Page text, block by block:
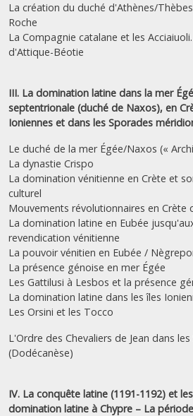
La création du duché d'Athènes/
Roche
La Compagnie catalane et les
d'Attique-Béotie
III. La domination latine dans la mer
septentrionale (duché de Naxos), en
Ioniennes et dans les Sporades
Le duché de la mer Égée/Naxos («
La dynastie Crispo
La domination vénitienne en Crète et
culturel
Mouvements révolutionnaires en Crète
La domination latine en Eubée
revendication vénitienne
La pouvoir vénitien en Eubée /
La présence génoise en mer Égée
Les Gattilusi à Lesbos et la présence
La domination latine dans les îles
Les Orsini et les Tocco
L'Ordre des Chevaliers de Jean dans
(Dodécanèse)
IV. La conquête latine (1191-1192) et
domination latine à Chypre – La